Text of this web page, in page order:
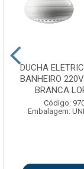
DUCHA
BANHEIRO
BRANCA
Código:
Embalagem: